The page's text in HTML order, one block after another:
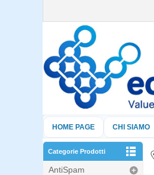
HOME PAGE CHI SIAMO
Categorie Prodotti
AntiSpam